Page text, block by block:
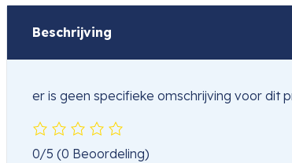
Beschrijving
er is geen specifieke omschrijving voor dit
0/5 (0 Beoordeling)